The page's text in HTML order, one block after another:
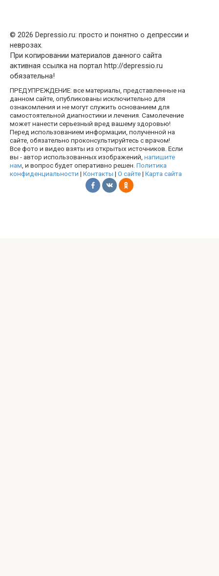
© 2026 Depressio.ru: просто и понятно о депрессии и
неврозах.
При копировании материалов данного сайта
активная ссылка на портал http://depressio.ru
обязательна!
ПРЕДУПРЕЖДЕНИЕ: все материалы, представленные на
данном сайте, опубликованы исключительно для
ознакомления и не могут служить основанием для
самостоятельной диагностики и лечения. Самолечение
может нанести серьезный вред вашему здоровью!
Перед использованием информации, полученной на
сайте, обязательно проконсультируйтесь с врачом!
Все фото и видео взяты из открытых источников. Если
вы - автор использованных изображений, напишите
нам, и вопрос будет оперативно решен. Политика
конфиденциальности | Контакты | О сайте| Карта сайта